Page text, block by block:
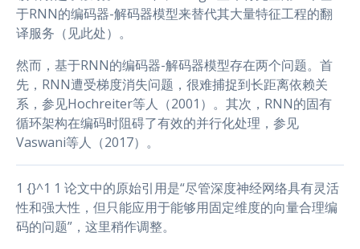
于RNN的编码器-解码器模型来替代其大量特征工程的翻
译服务（见此处）。
然而，基于RNN的编码器-解码器模型存在两个问题。首
先，RNN遭受梯度消失问题，很难捕捉到长距离依赖关
系，参见Hochreiter等人（2001）。其次，RNN的固有
循环架构在编码时阻碍了有效的并行化处理，参见
Vaswani等人（2017）。
1 {}^1 1 论文中的原始引用是“尽管深度神经网络具有灵活
性和强大性，但只能应用于能够用固定维度的向量合理编
码的问题”，这里稍作调整。